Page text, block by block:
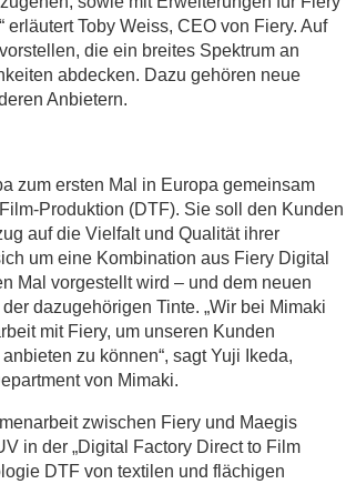
erläutert Toby Weiss, CEO von Fiery. Auf
die ein breites Spektrum an
abdecken. Dazu gehören neue
Anbietern.
zum ersten Mal in Europa gemeinsam
Produktion (DTF). Sie soll den Kunden
auf die Vielfalt und Qualität ihrer
um eine Kombination aus Fiery Digital
Mal vorgestellt wird – und dem neuen
dazugehörigen Tinte. „Wir bei Mimaki
mit Fiery, um unseren Kunden
zu können“, sagt Yuji Ikeda,
von Mimaki.
zwischen Fiery und Maegis
in der „Digital Factory Direct to Film
DTF von textilen und flächigen